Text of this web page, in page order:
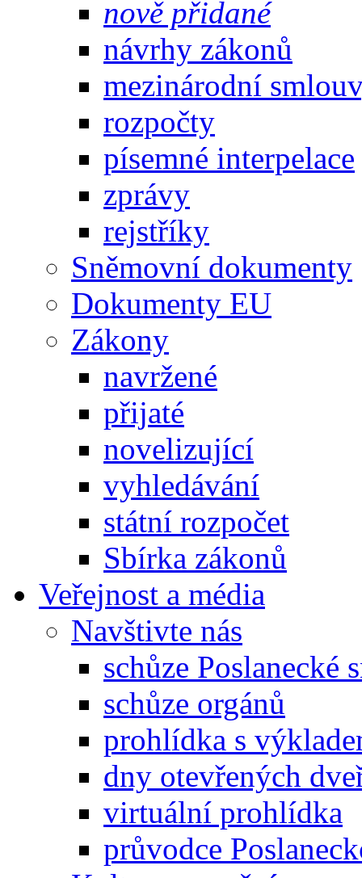
nově přidané
návrhy zákonů
mezinárodní
rozpočty
písemné interpelace
zprávy
rejstříky
Sněmovní dokumenty
Dokumenty EU
Zákony
navržené
přijaté
novelizující
vyhledávání
státní rozpočet
Sbírka zákonů
Veřejnost a média
Navštivte nás
schůze Poslanecké
schůze orgánů
prohlídka s
dny otevřených
virtuální prohlídka
průvodce